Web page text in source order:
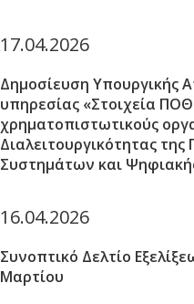
17.04.2026
Δημοσίευση Υπουργικής
υπηρεσίας «Στοιχεία
χρηματοπιστωτικούς
Διαλειτουργικότητας
Συστημάτων και
16.04.2026
Συνοπτικό Δελτίο
Μαρτίου